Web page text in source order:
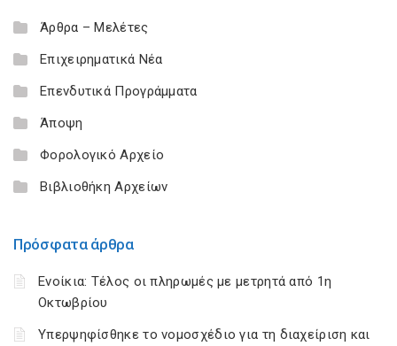
Άρθρα – Μελέτες
Επιχειρηματικά Νέα
Επενδυτικά Προγράμματα
Άποψη
Φορολογικό Αρχείο
Βιβλιοθήκη Αρχείων
Πρόσφατα άρθρα
Ενοίκια: Τέλος οι πληρωμές με μετρητά από 1η
Οκτωβρίου
Υπερψηφίσθηκε το νομοσχέδιο για τη διαχείριση και